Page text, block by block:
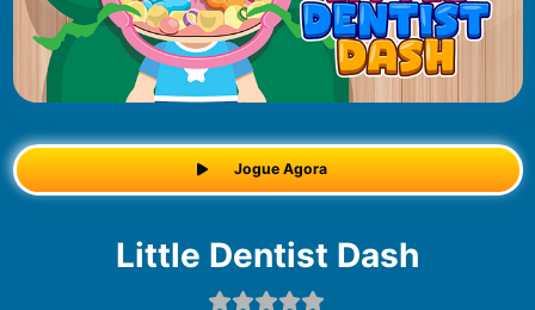
Jogue Agora
Little Dentist Dash